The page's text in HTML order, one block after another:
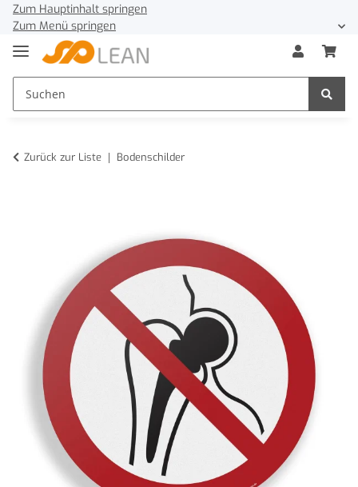
Zum Hauptinhalt springen
Zum Menü springen
Zurück zur Liste Bodenschilder